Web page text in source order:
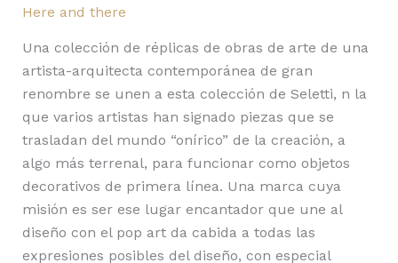
Here and there
Una colección de réplicas de obras de arte de una
artista-arquitecta contemporánea de gran
renombre se unen a esta colección de Seletti, n la
que varios artistas han signado piezas que se
trasladan del mundo “onírico” de la creación, a
algo más terrenal, para funcionar como objetos
decorativos de primera línea. Una marca cuya
misión es ser ese lugar encantador que une al
diseño con el pop art da cabida a todas las
expresiones posibles del diseño, con especial